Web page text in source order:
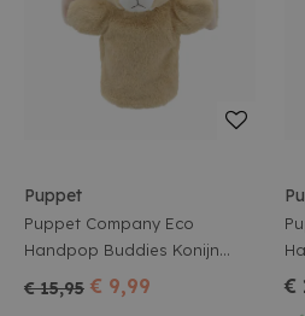
Puppet
Puppet Company Eco
Handpop Buddies Konijn
€ 15,95 € 9,99 €